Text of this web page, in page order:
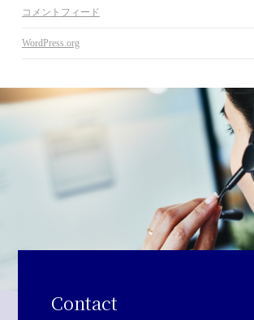
コメントフィード
WordPress.org
Contact